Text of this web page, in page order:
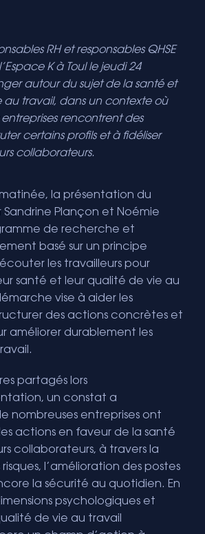
RH et responsables QHSE
K à Toul le jeudi 24
autour du sujet de la santé et
au travail, dans un contexte où
rencontrent des
certains profils et à fidéliser
collaborateurs.
la présentation du
Sandrine Plançon et Noémie
de recherche et
basé sur un principe
les travailleurs pour
santé et leur qualité de vie au
vise à aider les
des actions concrètes et
améliorer durablement les
partagés lors
un constat a
nombreuses entreprises ont
actions en faveur de la santé
collaborateurs, à travers la
l’amélioration des postes
la sécurité au quotidien. En
psychologiques et
de vie au travail